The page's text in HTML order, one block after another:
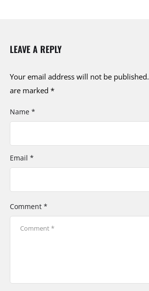
LEAVE A REPLY
Your email address will not be published.
are marked *
Comment *
Name *
Email *